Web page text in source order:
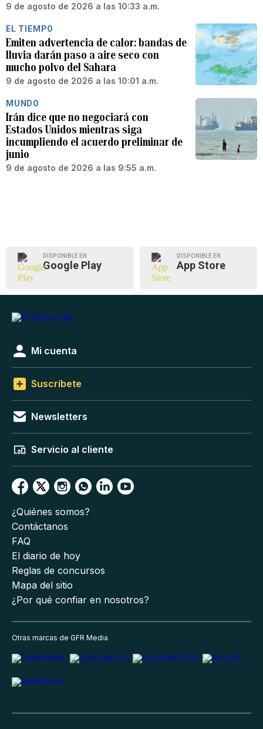
9 de agosto de 2026 a las 10:33 a.m.
EL TIEMPO
Emiten advertencia de calor: bandas de
lluvia darán paso a aire seco con
mucho polvo del Sahara
9 de agosto de 2026 a las 10:01 a.m.
MUNDO
Irán dice que no negociará con
Estados Unidos mientras siga
incumpliendo el acuerdo preliminar de
junio
9 de agosto de 2026 a las 9:55 a.m.
DISPONIBLE EN
Google Play
DISPONIBLE EN
App Store
Mi cuenta
Suscríbete
Newsletters
Servicio al cliente
¿Quiénes somos?
Contáctanos
FAQ
El diario de hoy
Reglas de concursos
Mapa del sitio
¿Por qué confiar en nosotros?
Otras marcas de GFR Media